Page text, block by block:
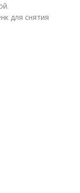
для снятия